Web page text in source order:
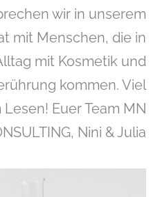
wir in unserem
mit Menschen, die in
mit Kosmetik und
kommen. Viel
Lesen! Euer Team MN
Nini & Julia